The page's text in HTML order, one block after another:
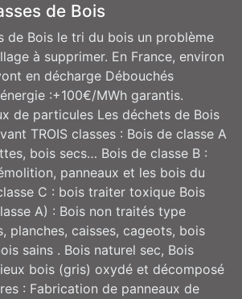
de Bois
de Bois le tri du bois un problème
à supprimer. En France, environ
en décharge Débouchés
:+100€/MWh garantis.
de particules Les déchets de Bois
TROIS classes : Bois de classe A
bois secs… Bois de classe B :
panneaux et les bois du
C : bois traiter toxique Bois
A) : Bois non traités type
planches, caisses, cageots, bois
sains . Bois naturel sec, Bois
bois (gris) oxydé et décomposé
: Fabrication de panneaux de